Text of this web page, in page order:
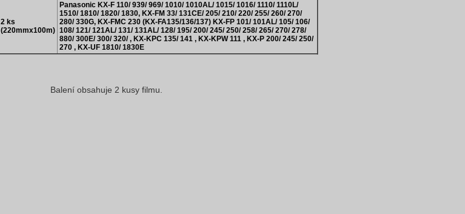
2 ks
(220mmx100m)
Panasonic KX-F 110/ 939/ 969/ 1010/ 1010AL/ 1015/ 1016/ 1110/ 1110L/
1510/ 1810/ 1820/ 1830, KX-FM 33/ 131CE/ 205/ 210/ 220/ 255/ 260/ 270/
280/ 330G, KX-FMC 230 (KX-FA135/136/137) KX-FP 101/ 101AL/ 105/ 106/
108/ 121/ 121AL/ 131/ 131AL/ 128/ 195/ 200/ 245/ 250/ 258/ 265/ 270/ 278/
880/ 300E/ 300/ 320/ , KX-KPC 135/ 141 , KX-KPW 111 , KX-P 200/ 245/ 250/
270 , KX-UF 1810/ 1830E
Balení obsahuje 2 kusy filmu.